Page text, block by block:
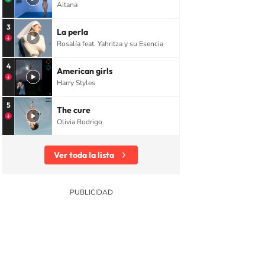
Aitana
3 La perla
Rosalía feat. Yahritza y su Esencia
4 American girls
Harry Styles
5 The cure
Olivia Rodrigo
Ver toda la lista